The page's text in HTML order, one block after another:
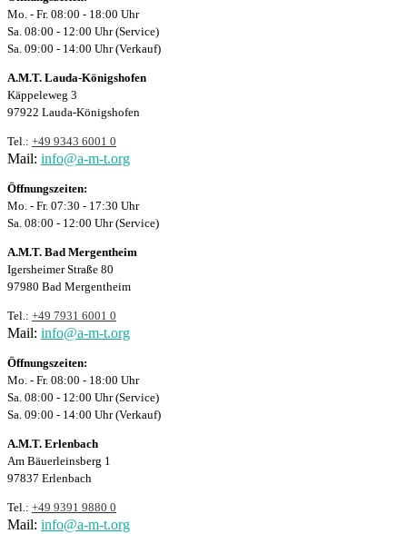
Mo. - Fr. 08:00 - 18:00 Uhr
Sa. 08:00 - 12:00 Uhr (Service)
Sa. 09:00 - 14:00 Uhr (Verkauf)
A.M.T. Lauda-Königshofen
Käppeleweg 3
97922 Lauda-Königshofen
Tel.: +49 9343 6001 0
Mail: info@a-m-t.org
Öffnungszeiten:
Mo. - Fr. 07:30 - 17:30 Uhr
Sa. 08:00 - 12:00 Uhr (Service)
A.M.T. Bad Mergentheim
Igersheimer Straße 80
97980 Bad Mergentheim
Tel.: +49 7931 6001 0
Mail: info@a-m-t.org
Öffnungszeiten:
Mo. - Fr. 08:00 - 18:00 Uhr
Sa. 08:00 - 12:00 Uhr (Service)
Sa. 09:00 - 14:00 Uhr (Verkauf)
A.M.T. Erlenbach
Am Bäuerleinsberg 1
97837 Erlenbach
Tel.: +49 9391 9880 0
Mail: info@a-m-t.org